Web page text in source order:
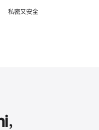
私密又安全